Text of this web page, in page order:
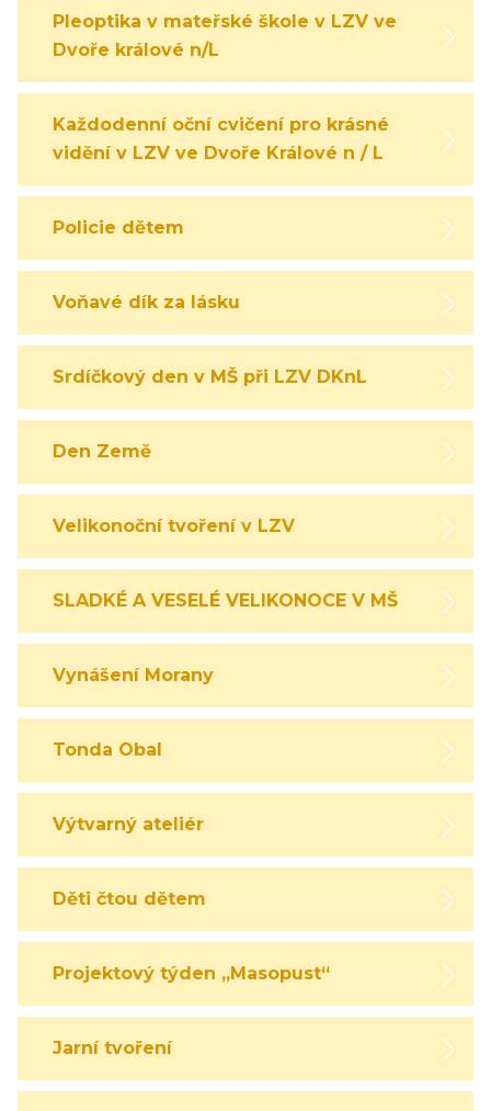
Pleoptika v mateřské škole v LZV ve
Dvoře králové n/L
Každodenní oční cvičení pro krásné
vidění v LZV ve Dvoře Králové n / L
Policie dětem
Voňavé dík za lásku
Srdíčkový den v MŠ při LZV DKnL
Den Země
Velikonoční tvoření v LZV
SLADKÉ A VESELÉ VELIKONOCE V MŠ
Vynášení Morany
Tonda Obal
Výtvarný ateliér
Děti čtou dětem
Projektový týden „Masopust“
Jarní tvoření